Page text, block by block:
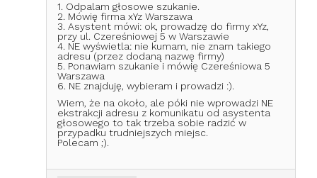
1. Odpalam głosowe szukanie.
2. Mówię firma xYz Warszawa
3. Asystent mówi: ok, prowadzę do firmy xYz,
przy ul. Czereśniowej 5 w Warszawie
4. NE wyświetla: nie kumam, nie znam takiego
adresu (przez dodaną nazwę firmy)
5. Ponawiam szukanie i mówię Czereśniowa 5
Warszawa
6. NE znajduję, wybieram i prowadzi :).
Wiem, że na około, ale póki nie wprowadzi NE
ekstrakcji adresu z komunikatu od asystenta
głosowego to tak trzeba sobie radzić w
przypadku trudniejszych miejsc.
Polecam ;).